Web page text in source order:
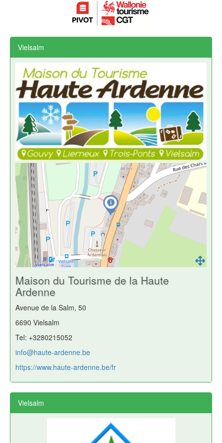
Vielsalm
Maison du Tourisme de la Haute
Ardenne
Avenue de la Salm, 50
6690 Vielsalm
Tel: +3280215052
info@haute-ardenne.be
https://www.haute-ardenne.be/fr
Vielsalm